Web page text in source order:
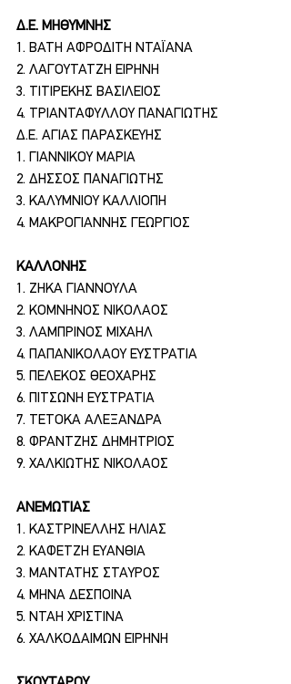
Δ.Ε. ΜΗΘΥΜΝΗΣ
1. ΒΑΤΗ ΑΦΡΟΔΙΤΗ ΝΤΑΪΑΝΑ
2. ΛΑΓΟΥΤΑΤΖΗ ΕΙΡΗΝΗ
3. ΤΙΤΙΡΕΚΗΣ ΒΑΣΙΛΕΙΟΣ
4. ΤΡΙΑΝΤΑΦΥΛΛΟΥ ΠΑΝΑΓΙΩΤΗΣ
Δ.Ε. ΑΓΙΑΣ ΠΑΡΑΣΚΕΥΗΣ
1. ΓΙΑΝΝΙΚΟΥ ΜΑΡΙΑ
2. ΔΗΣΣΟΣ ΠΑΝΑΓΙΩΤΗΣ
3. ΚΑΛΥΜΝΙΟΥ ΚΑΛΛΙΟΠΗ
4. ΜΑΚΡΟΓΙΑΝΝΗΣ ΓΕΩΡΓΙΟΣ
ΚΑΛΛΟΝΗΣ
1. ΖΗΚΑ ΓΙΑΝΝΟΥΛΑ
2. ΚΟΜΝΗΝΟΣ ΝΙΚΟΛΑΟΣ
3. ΛΑΜΠΡΙΝΟΣ ΜΙΧΑΗΛ
4. ΠΑΠΑΝΙΚΟΛΑΟΥ ΕΥΣΤΡΑΤΙΑ
5. ΠΕΛΕΚΟΣ ΘΕΟΧΑΡΗΣ
6. ΠΙΤΣΩΝΗ ΕΥΣΤΡΑΤΙΑ
7. ΤΕΤΟΚΑ ΑΛΕΞΑΝΔΡΑ
8. ΦΡΑΝΤΖΗΣ ΔΗΜΗΤΡΙΟΣ
9. ΧΑΛΚΙΩΤΗΣ ΝΙΚΟΛΑΟΣ
ΑΝΕΜΩΤΙΑΣ
1. ΚΑΣΤΡΙΝΕΛΛΗΣ ΗΛΙΑΣ
2. ΚΑΦΕΤΖΗ ΕΥΑΝΘΙΑ
3. ΜΑΝΤΑΤΗΣ ΣΤΑΥΡΟΣ
4. ΜΗΝΑ ΔΕΣΠΟΙΝΑ
5. ΝΤΑΗ ΧΡΙΣΤΙΝΑ
6. ΧΑΛΚΟΔΑΙΜΩΝ ΕΙΡΗΝΗ